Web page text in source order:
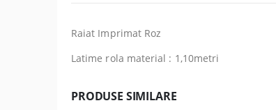
Raiat Imprimat Roz
Latime rola material : 1,10metri
PRODUSE SIMILARE